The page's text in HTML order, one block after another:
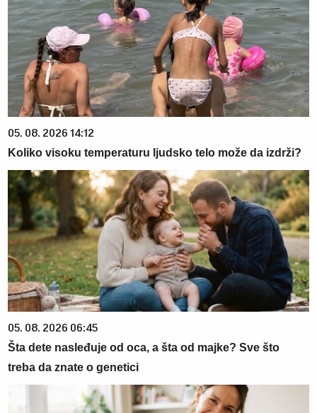
05. 08. 2026 14:12
Koliko visoku temperaturu ljudsko telo može da izdrži?
05. 08. 2026 06:45
Šta dete nasleđuje od oca, a šta od majke? Sve što
treba da znate o genetici